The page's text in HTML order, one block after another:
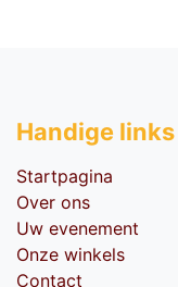
Handige li​nks
Startpagina
Over ons
Uw evenement
Onze winkels
Contact